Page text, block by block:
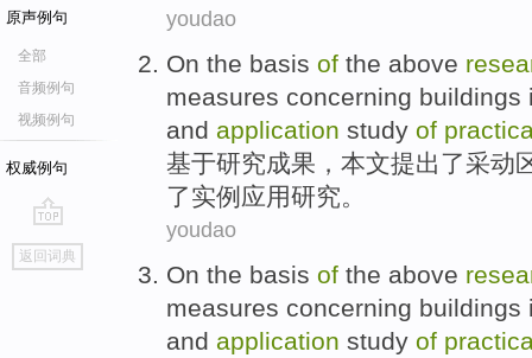
原声例句
全部
音频例句
视频例句
权威例句
go
top
返回词典
youdao
On the basis of the above
measures concerning buildings
and application study of
基于研究成果 ， 本文提出了采动
了实例 应用研究。
youdao
On the basis of the above
measures concerning buildings
and application study of